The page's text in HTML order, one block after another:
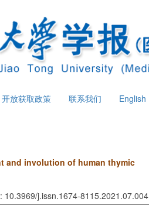
开放获取政策 联系我们 English
and involution of human thymic
j.issn.1674-8115.2021.07.004